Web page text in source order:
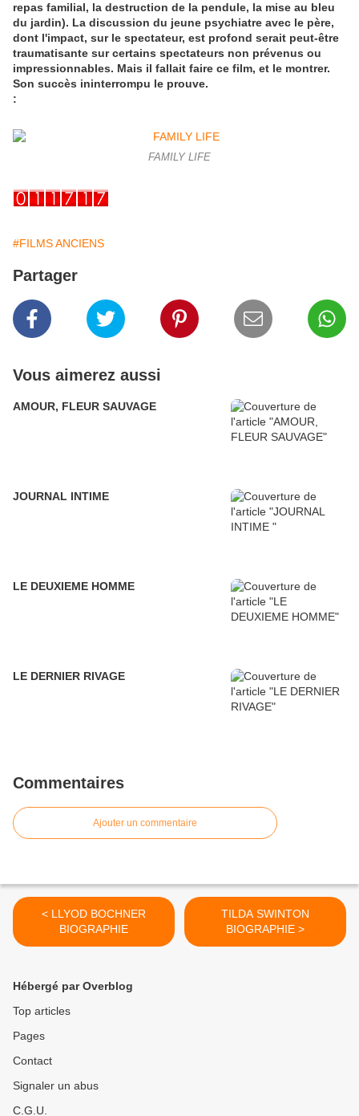
repas familial, la destruction de la pendule, la mise au bleu
du jardin). La discussion du jeune psychiatre avec le père,
dont l'impact, sur le spectateur, est profond serait peut-être
traumatisante sur certains spectateurs non prévenus ou
impressionnables. Mais il fallait faire ce film, et le montrer.
Son succès ininterrompu le prouve.
:
FAMILY LIFE
#FILMS ANCIENS
Partager
Vous aimerez aussi
AMOUR, FLEUR SAUVAGE
JOURNAL INTIME
LE DEUXIEME HOMME
LE DERNIER RIVAGE
Commentaires
Ajouter un commentaire
< LLYOD BOCHNER
BIOGRAPHIE
TILDA SWINTON
BIOGRAPHIE >
Hébergé par Overblog
Top articles
Pages
Contact
Signaler un abus
C.G.U.